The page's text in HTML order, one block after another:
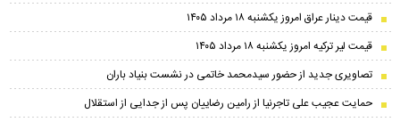
قیمت دینار عراق امروز یکشنبه ۱۸ مرداد ۱۴۰۵
قیمت لیر ترکیه امروز یکشنبه ۱۸ مرداد ۱۴۰۵
تصاویری جدید از حضور سیدمحمد خاتمی در نشست بنیاد باران
حمایت عجیب علی تاجرنیا از رامین رضاییان پس از جدایی از استقلال